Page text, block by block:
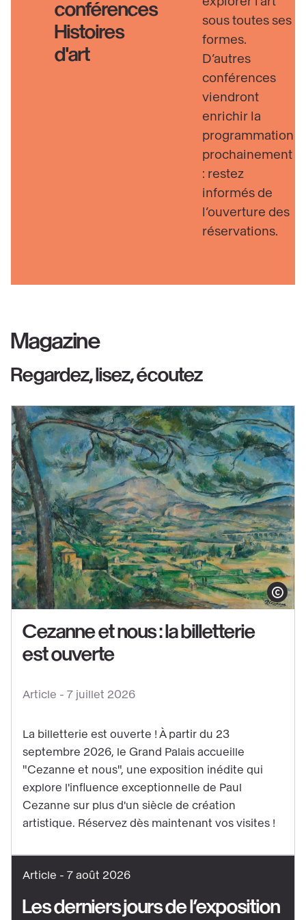
conférences
Histoires
d'art
sous toutes ses
formes.
D’autres
conférences
viendront
enrichir la
programmation
prochainement
: restez
informés de
l’ouverture des
réservations.
Magazine
Regardez, lisez, écoutez
Voir
contenu
Cezanne
et
nous
billetterie
Afficher le
Article - 7 juillet 2026
Cezanne et nous : la billetterie
est ouverte
La billetterie est ouverte ! À partir du 23
septembre 2026, le Grand Palais accueille
"Cezanne et nous", une exposition inédite qui
explore l'influence exceptionnelle de Paul
Cezanne sur plus d'un siècle de création
artistique. Réservez dès maintenant vos visites !
Les derniers jours de l’exposition
Article - 7 août 2026